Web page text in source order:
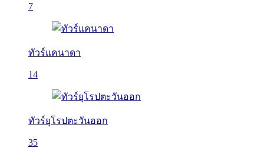
7
ทัวร์แคนาดา
14
ทัวร์ยุโรปตะวันออก
35